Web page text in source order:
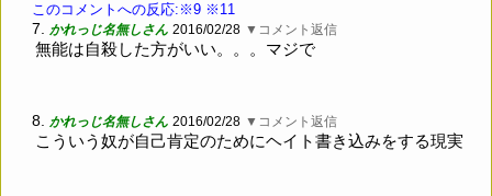
このコメントへの反応:※9 ※11
7. かれっじ名無しさん 2016/02/28 ▼コメント返信
無能は自殺した方がいい。。。マジで
8. かれっじ名無しさん 2016/02/28 ▼コメント返信
こういう奴が自己肯定のためにヘイト書き込みをする現実